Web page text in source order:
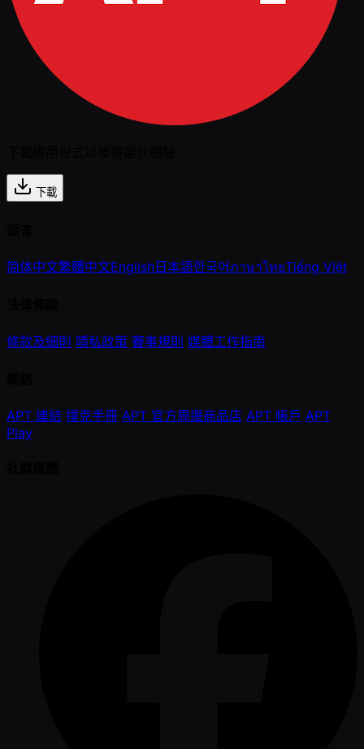
下載
简体中文繁體中文English日本語한국어ภาษาไทยTiếng Việt
條款及細則 隱私政策 賽事規則 媒體工作指南
APT 連結 撲克手冊 APT 官方周邊商品店 APT 帳戶 APT
Play